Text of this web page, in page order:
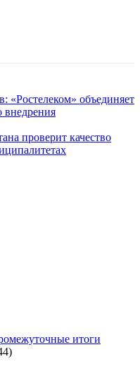
«Ростелеком» объединяет
внедрения
проверит качество
итоги